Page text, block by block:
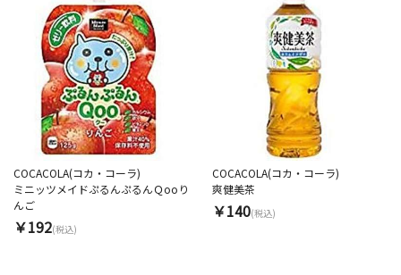
COCACOLA(コカ・コーラ)
ミニッツメイドぷるんぷるんＱooり
んご
￥192(税込)
COCACOLA(コカ・コーラ)
爽健美茶
￥140(税込)